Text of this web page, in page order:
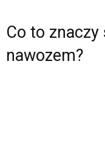
Co to
nawozem?